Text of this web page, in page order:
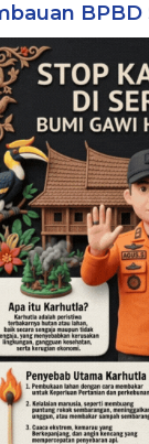
BPBD